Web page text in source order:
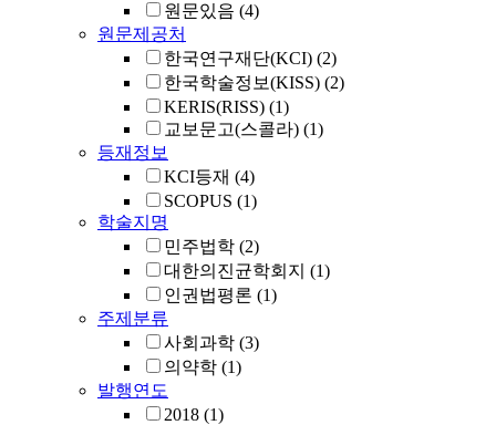
원문있음 (4)
원문제공처
한국연구재단(KCI) (2)
한국학술정보(KISS) (2)
KERIS(RISS) (1)
교보문고(스콜라) (1)
등재정보
KCI등재 (4)
SCOPUS (1)
학술지명
민주법학 (2)
대한의진균학회지 (1)
인권법평론 (1)
주제분류
사회과학 (3)
의약학 (1)
발행연도
2018 (1)